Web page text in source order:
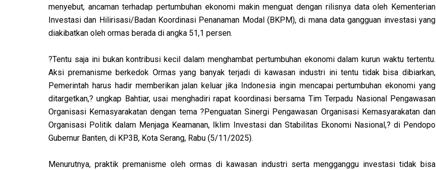
menyebut, ancaman terhadap pertumbuhan ekonomi makin menguat dengan rilisnya data oleh Kementerian
Investasi dan Hilirisasi/Badan Koordinasi Penanaman Modal (BKPM), di mana data gangguan investasi yang
diakibatkan oleh ormas berada di angka 51,1 persen.
?Tentu saja ini bukan kontribusi kecil dalam menghambat pertumbuhan ekonomi dalam kurun waktu tertentu.
Aksi premanisme berkedok Ormas yang banyak terjadi di kawasan industri ini tentu tidak bisa dibiarkan,
Pemerintah harus hadir memberikan jalan keluar jika Indonesia ingin mencapai pertumbuhan ekonomi yang
ditargetkan,? ungkap Bahtiar, usai menghadiri rapat koordinasi bersama Tim Terpadu Nasional Pengawasan
Organisasi Kemasyarakatan dengan tema ?Penguatan Sinergi Pengawasan Organisasi Kemasyarakatan dan
Organisasi Politik dalam Menjaga Keamanan, Iklim Investasi dan Stabilitas Ekonomi Nasional,? di Pendopo
Gubernur Banten, di KP3B, Kota Serang, Rabu (5/11/2025).
Menurutnya, praktik premanisme oleh ormas di kawasan industri serta mengganggu investasi tidak bisa